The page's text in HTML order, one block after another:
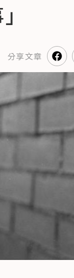
分享文章